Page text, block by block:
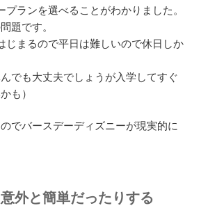
プランを選べることがわかりました。
題です。
じまるので平日は難しいので休日しか
んでも大丈夫でしょうが入学してすぐ
も）
でバースデーディズニーが現実的に
外と簡単だったりする